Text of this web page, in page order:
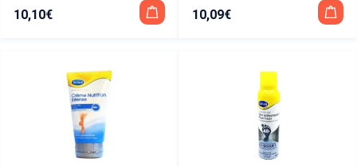
10,10€ 10,09€